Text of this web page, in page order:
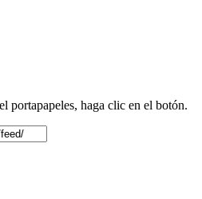
portapapeles, haga clic en el botón.